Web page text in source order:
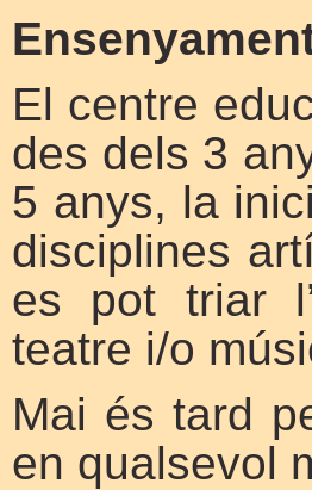
El centre
des dels 3
5 anys, la
disciplines
es pot triar
teatre i/o
Mai és tard
en qualsevol